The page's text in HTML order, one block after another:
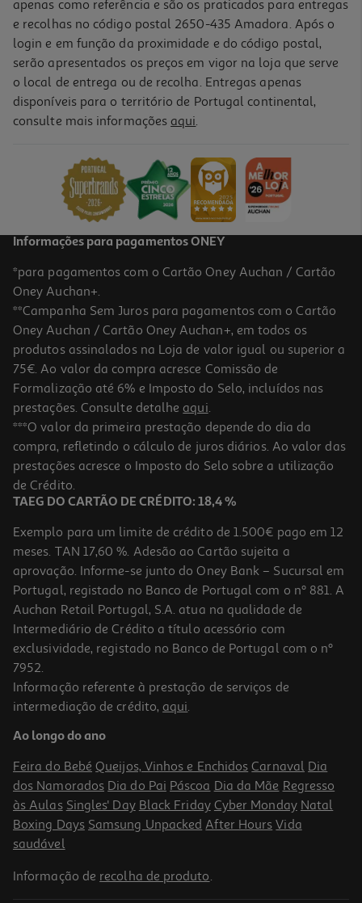
Globulos Oscillococcinum Estados Gripais 30un
39,99 €
5.0
Comprimidos Coryzalia 40un
0.29 €/un
11,50 €
apenas como referência e são os praticados para entregas
e recolhas no código postal 2650-435 Amadora. Após o
login e em função da proximidade e do código postal,
serão apresentados os preços em vigor na loja que serve
o local de entrega ou de recolha. Entregas apenas
disponíveis para o território de Portugal continental,
consulte mais informações aqui.
Informações para pagamentos ONEY
*para pagamentos com o Cartão Oney Auchan / Cartão
Oney Auchan+.
**Campanha Sem Juros para pagamentos com o Cartão
Oney Auchan / Cartão Oney Auchan+, em todos os
produtos assinalados na Loja de valor igual ou superior a
75€. Ao valor da compra acresce Comissão de
Formalização até 6% e Imposto do Selo, incluídos nas
prestações. Consulte detalhe aqui.
***O valor da primeira prestação depende do dia da
compra, refletindo o cálculo de juros diários. Ao valor das
prestações acresce o Imposto do Selo sobre a utilização
de Crédito.
TAEG DO CARTÃO DE CRÉDITO: 18,4 %
Exemplo para um limite de crédito de 1.500€ pago em 12
meses. TAN 17,60 %. Adesão ao Cartão sujeita a
aprovação. Informe-se junto do Oney Bank – Sucursal em
Portugal, registado no Banco de Portugal com o nº 881. A
Auchan Retail Portugal, S.A. atua na qualidade de
Intermediário de Crédito a título acessório com
exclusividade, registado no Banco de Portugal com o nº
7952.
Informação referente à prestação de serviços de
intermediação de crédito, aqui.
Ao longo do ano
Feira do Bebé Queijos, Vinhos e Enchidos Carnaval Dia
dos Namorados Dia do Pai Páscoa Dia da Mãe Regresso
às Aulas Singles' Day Black Friday Cyber Monday Natal
Boxing Days Samsung Unpacked After Hours Vida
saudável
Informação de recolha de produto.